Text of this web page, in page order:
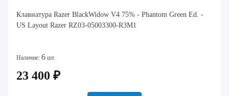
Клавиатура Razer BlackWidow V4 75% - Phantom Green Ed. -
US Layout Razer RZ03-05003300-R3M1
Наличие: 6 шт.
23 400 ₽